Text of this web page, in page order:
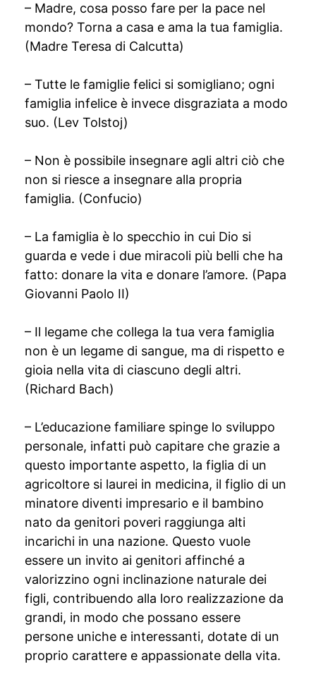
– Madre, cosa posso fare per la pace nel
mondo? Torna a casa e ama la tua famiglia.
(Madre Teresa di Calcutta)
– Tutte le famiglie felici si somigliano; ogni
famiglia infelice è invece disgraziata a modo
suo. (Lev Tolstoj)
– Non è possibile insegnare agli altri ciò che
non si riesce a insegnare alla propria
famiglia. (Confucio)
– La famiglia è lo specchio in cui Dio si
guarda e vede i due miracoli più belli che ha
fatto: donare la vita e donare l’amore. (Papa
Giovanni Paolo II)
– Il legame che collega la tua vera famiglia
non è un legame di sangue, ma di rispetto e
gioia nella vita di ciascuno degli altri.
(Richard Bach)
– L’educazione familiare spinge lo sviluppo
personale, infatti può capitare che grazie a
questo importante aspetto, la figlia di un
agricoltore si laurei in medicina, il figlio di un
minatore diventi impresario e il bambino
nato da genitori poveri raggiunga alti
incarichi in una nazione. Questo vuole
essere un invito ai genitori affinché a
valorizzino ogni inclinazione naturale dei
figli, contribuendo alla loro realizzazione da
grandi, in modo che possano essere
persone uniche e interessanti, dotate di un
proprio carattere e appassionate della vita.